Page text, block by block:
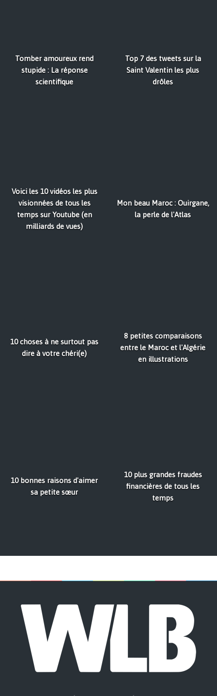
Tomber amoureux rend
stupide : La réponse
scientifique
Top 7 des tweets sur la
Saint Valentin les plus
drôles
Voici les 10 vidéos les plus
visionnées de tous les
temps sur Youtube (en
milliards de vues)
Mon beau Maroc : Ouirgane,
la perle de l'Atlas
10 choses à ne surtout pas
dire à votre chéri(e)
8 petites comparaisons
entre le Maroc et l'Algérie
en illustrations
10 bonnes raisons d'aimer
sa petite sœur
10 plus grandes fraudes
financières de tous les
temps